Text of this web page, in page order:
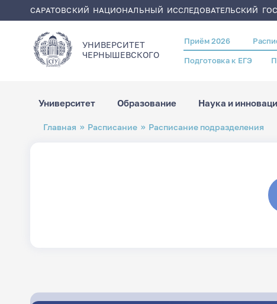
САРАТОВСКИЙ НАЦИОНАЛЬНЫЙ ИССЛЕДОВАТЕЛЬСКИЙ
УНИВЕРСИТЕТ
ЧЕРНЫШЕВСКОГO
Header
menu
Приём 2026
Подготовка к ЕГЭ
Университет Образование Наука и
Строка
навигации
Главная Расписание Расписание подразделения